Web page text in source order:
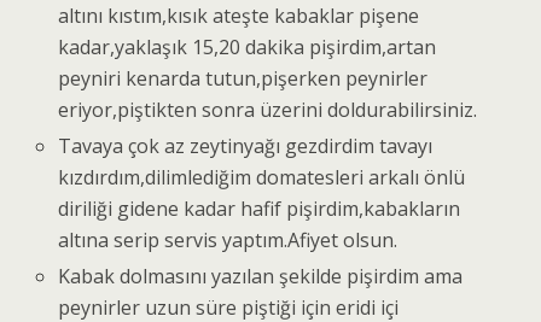
altını kıstım,kısık ateşte kabaklar pişene
kadar,yaklaşık 15,20 dakika pişirdim,artan
peyniri kenarda tutun,pişerken peynirler
eriyor,piştikten sonra üzerini doldurabilirsiniz.
Tavaya çok az zeytinyağı gezdirdim tavayı
kızdırdım,dilimlediğim domatesleri arkalı önlü
diriliği gidene kadar hafif pişirdim,kabakların
altına serip servis yaptım.Afiyet olsun.
Kabak dolmasını yazılan şekilde pişirdim ama
peynirler uzun süre piştiği için eridi içi